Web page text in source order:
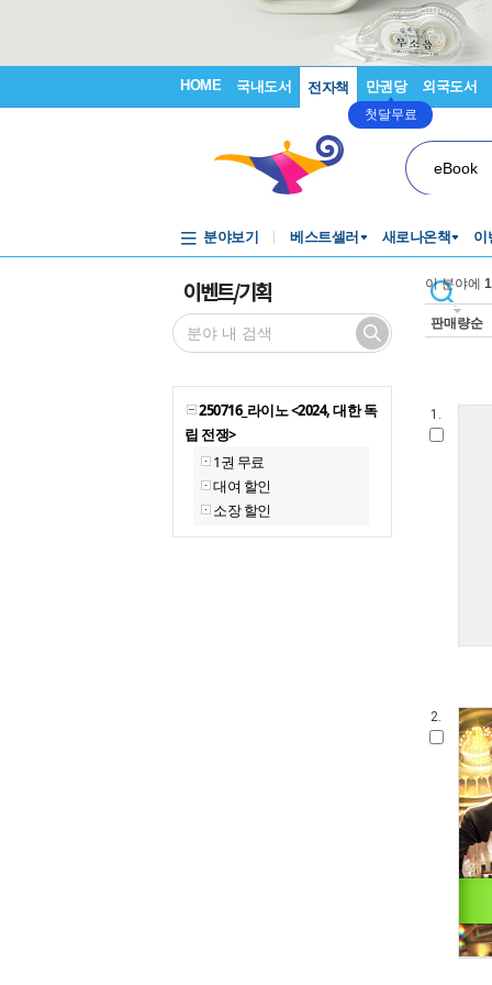
HOME 국내도서 전자책 만권당
첫달무료
외국도서
eBook
분야보기 베스트셀러 새로나온책 이
이벤트/기획
250716_라이노 <2024, 대한 독
립 전쟁>
1권 무료
대여 할인
소장 할인
이 분야에
판매량순
1.
2.